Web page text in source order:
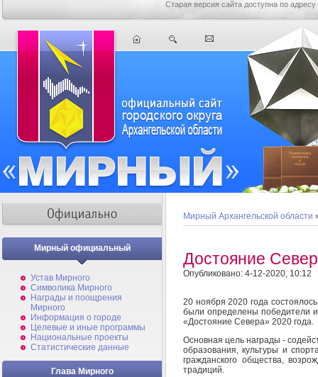
Старая версия сайта доступна по адресу
Мирный официальный
Устав Мирного
Символика Мирного
Награды и поощрения
Мирного
Информация о городе
Целевые и иные программы
Национальные проекты
Статистические данные
Глава Мирного
Мирный Архангельской области
Достояние
Опубликовано: 4-12-2020, 10:12
20 ноября 2020 года
были определены победители
«Достояние Севера» 2020 года.
Основная цель награды -
образования, культуры и
гражданского общества,
традиций.